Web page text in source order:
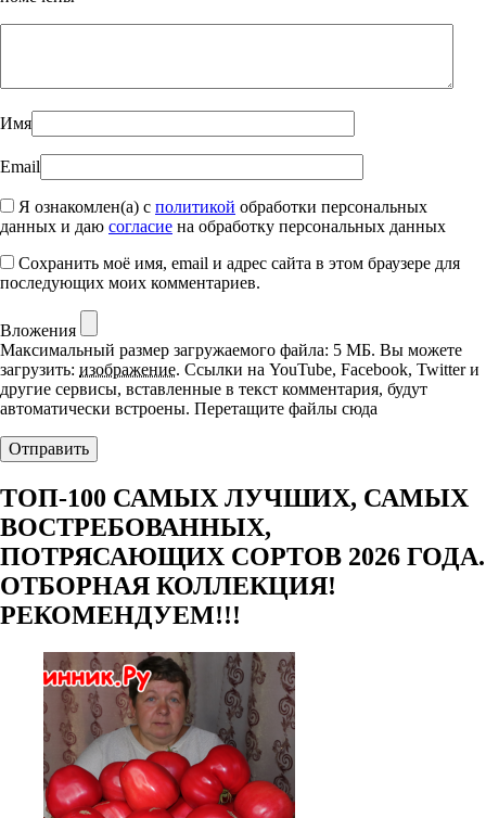
Имя
Email
Я ознакомлен(а) с политикой обработки персональных
данных и даю согласие на обработку персональных данных
Сохранить моё имя, email и адрес сайта в этом браузере для
последующих моих комментариев.
Вложения
Максимальный размер загружаемого файла: 5 МБ. Вы можете
загрузить: изображение. Ссылки на YouTube, Facebook, Twitter и
другие сервисы, вставленные в текст комментария, будут
автоматически встроены. Перетащите файлы сюда
ТОП-100 САМЫХ ЛУЧШИХ, САМЫХ
ВОСТРЕБОВАННЫХ,
ПОТРЯСАЮЩИХ СОРТОВ 2026 ГОДА.
ОТБОРНАЯ КОЛЛЕКЦИЯ!
РЕКОМЕНДУЕМ!!!